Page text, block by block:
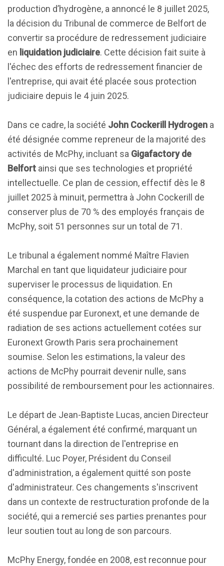
production d’hydrogène, a annoncé le 8 juillet 2025,
la décision du Tribunal de commerce de Belfort de
convertir sa procédure de redressement judiciaire
en liquidation judiciaire. Cette décision fait suite à
l'échec des efforts de redressement financier de
l'entreprise, qui avait été placée sous protection
judiciaire depuis le 4 juin 2025.
Dans ce cadre, la société John Cockerill Hydrogen a
été désignée comme repreneur de la majorité des
activités de McPhy, incluant sa Gigafactory de
Belfort ainsi que ses technologies et propriété
intellectuelle. Ce plan de cession, effectif dès le 8
juillet 2025 à minuit, permettra à John Cockerill de
conserver plus de 70 % des employés français de
McPhy, soit 51 personnes sur un total de 71.
Le tribunal a également nommé Maître Flavien
Marchal en tant que liquidateur judiciaire pour
superviser le processus de liquidation. En
conséquence, la cotation des actions de McPhy a
été suspendue par Euronext, et une demande de
radiation de ses actions actuellement cotées sur
Euronext Growth Paris sera prochainement
soumise. Selon les estimations, la valeur des
actions de McPhy pourrait devenir nulle, sans
possibilité de remboursement pour les actionnaires.
Le départ de Jean-Baptiste Lucas, ancien Directeur
Général, a également été confirmé, marquant un
tournant dans la direction de l'entreprise en
difficulté. Luc Poyer, Président du Conseil
d'administration, a également quitté son poste
d'administrateur. Ces changements s'inscrivent
dans un contexte de restructuration profonde de la
société, qui a remercié ses parties prenantes pour
leur soutien tout au long de son parcours.
McPhy Energy, fondée en 2008, est reconnue pour